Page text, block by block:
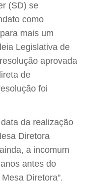
(SD) se
como
mais um
Legislativa de
aprovada
de
foi
da realização
Diretora
a incomum
antes do
Diretora".